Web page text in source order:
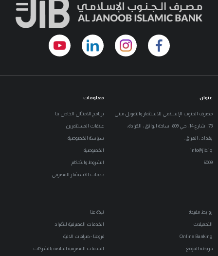
عنوان
مصرف الجنوب الإسلامي للاستثمار والتمويل مبنى
73 ، شارع 14 ، حي 609 ، ساحة الواثق ، الكرادة ،
بغداد ، العراق.
info@jib.iq
6009
معلومات
برنامج الامتثال الخاص بنا
علاقات المستثمرين
سياسة الخصوصية
الخصوصية
الشروط والأحكام
خدمات الاستثمار المصرفي
روابط مفيدة
التحميلات
Online Banking
خريطة الموقع
نبذة عنا
الخدمات المصرفية للأفراد
فروعنا - صرافات الالية
الخدمات المصرفية الخاصة بالشركات